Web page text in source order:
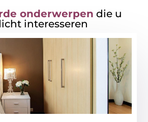
onderwerpen die u
interesseren